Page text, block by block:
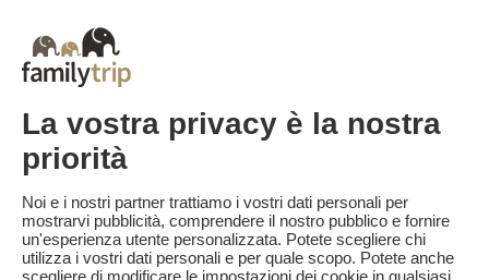
prima dell'inizio del soggiorno.
Le penali di cancellazione sono calcolate in base alla seguente
tabella:
- Cancellazione a partire da 60 giorni prima dell'inizio del
soggiorno: trattenuta della caparra.
- Cancellazione a meno di 60 giorni dall'inizio del soggiorno: 100%
del prezzo del soggiorno.
Familytrip consiglia di stipulare un'assicurazione di annullamento
con il suo partner AREAS Assurances. Da sottoscrivere al
momento della prenotazione o entro 24 ore dalla prenotazione
per telefono.
La vostra privacy è la nostra
priorità
Noi e i nostri partner trattiamo i vostri dati personali per
mostrarvi pubblicità, comprendere il nostro pubblico e fornire
un'esperienza utente personalizzata. Potete scegliere chi
utilizza i vostri dati personali e per quale scopo. Potete anche
scegliere di modificare le impostazioni dei cookie in qualsiasi